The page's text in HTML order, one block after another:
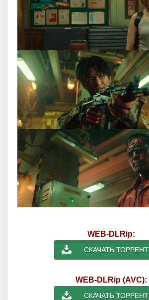
WEB-DLRip:
СКАЧАТЬ ТОРРЕНТ
WEB-DLRip (AVC):
СКАЧАТЬ ТОРРЕНТ